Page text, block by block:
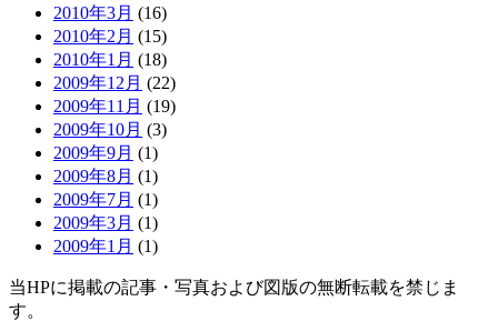
2010年3月 (16)
2010年2月 (15)
2010年1月 (18)
2009年12月 (22)
2009年11月 (19)
2009年10月 (3)
2009年9月 (1)
2009年8月 (1)
2009年7月 (1)
2009年3月 (1)
2009年1月 (1)
当HPに掲載の記事・写真および図版の無断転載を禁じま
す。